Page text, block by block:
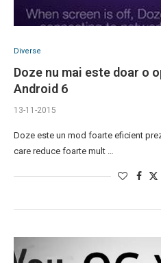
Diverse
Doze nu mai este doar o
Android 6
13-11-2015
Doze este un mod foarte eficient
care reduce foarte mult …